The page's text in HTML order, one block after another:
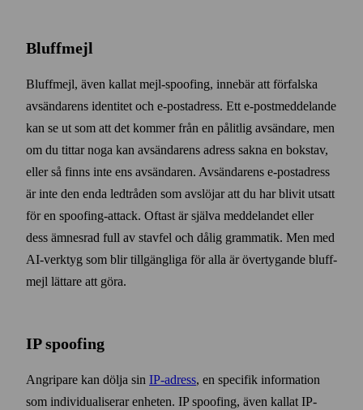
Bluffmejl
Bluffmejl, även kallat mejl-spoofing, innebär att förfalska
avsändarens identitet och e‑post­adress. Ett e‑post­meddelande
kan se ut som att det kommer från en pålitlig avsändare, men
om du tittar noga kan avsändarens adress sakna en bok­stav,
eller så finns inte ens avsändaren. Avsändarens e‑post­adress
är inte den enda led­tråden som avslöjar att du har blivit utsatt
för en spoofing-attack. Oftast är själva med­delandet eller
dess ämnes­rad full av stavfel och dålig grammatik. Men med
AI-verktyg som blir till­gängliga för alla är över­tygande bluff­
mejl lättare att göra.
IP spoofing
Angripare kan dölja sin IP-adress, en specifik information
som individualiserar enheten. IP spoofing, även kallat IP-